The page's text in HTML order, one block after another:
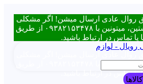
روال عادی ارسال میشن! اگر مشکلی
در ثبت سفارش داشتین، میتونین با ۰۹۳۸۲۱۵۳۴۷۸ از طریق
یا تماس در ارتباط باشید.
روال عادی ارسال میشن! اگر مشکلی
یا تماس در ارتباط باشید.